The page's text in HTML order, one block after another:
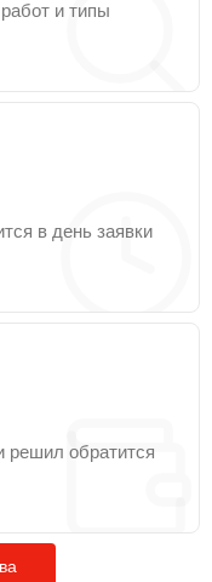
и типы
в день заявки
решил обратится